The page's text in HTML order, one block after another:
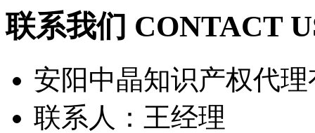
联系我们 CONTACT
安阳中晶知识产权代
联系人：王经理